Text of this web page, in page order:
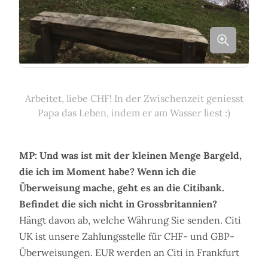
Arbeitet, liebe CHF! In der Zwischenzeit geniesst
Papa das Leben, indem er am Wasser liest :)
MP: Und was ist mit der kleinen Menge Bargeld,
die ich im Moment habe? Wenn ich die
Überweisung mache, geht es an die Citibank.
Befindet die sich nicht in Grossbritannien?
Hängt davon ab, welche Währung Sie senden. Citi
UK ist unsere Zahlungsstelle für CHF- und GBP-
Überweisungen. EUR werden an Citi in Frankfurt